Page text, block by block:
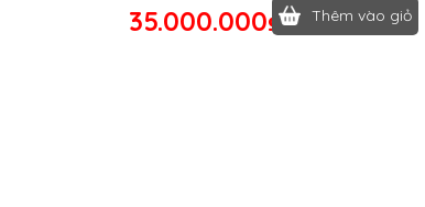
35.000.000₫ Thêm vào giỏ